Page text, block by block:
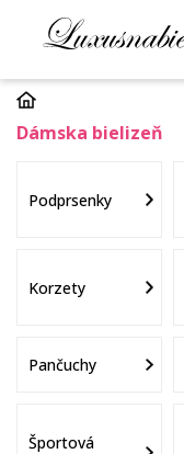
Dámska bielizeň
Podprsenky
Korzety
Pančuchy
Športová